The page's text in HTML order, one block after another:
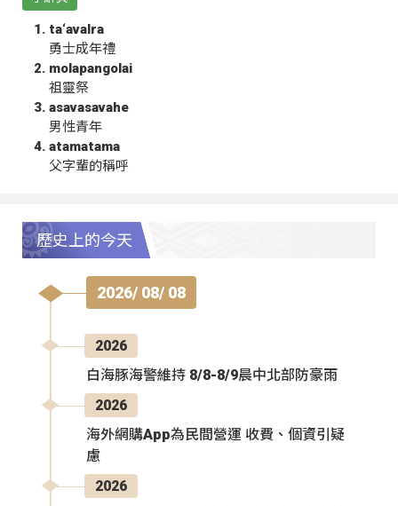
ta‘avalra
勇士成年禮
molapangolai
祖靈祭
asavasavahe
男性青年
atamatama
父字輩的稱呼
歷史上的今天
2026/ 08/ 08
2026
白海豚海警維持 8/8-8/9晨中北部防豪雨
2026
海外網購App為民間營運 收費、個資引疑
慮
2026